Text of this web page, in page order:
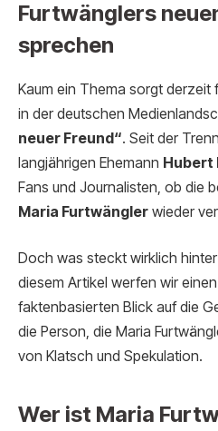
Furtwänglers
sprechen
Kaum ein Thema sorgt derzeit
in der deutschen
neuer Freund“. Seit der
langjährigen Ehemann Hubert
Fans und Journalisten, ob die
Maria Furtwängler wieder
Doch was steckt wirklich
diesem Artikel werfen wir
faktenbasierten Blick auf die
die Person, die Maria
von Klatsch und Spekulation.
Wer ist Maria